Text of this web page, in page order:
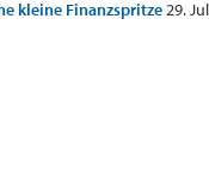
kleine Finanzspritze29.